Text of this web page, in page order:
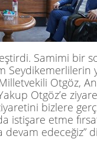
Samimi bir
Seydikemerlilerin
Otgöz,
Otgöz’e
bizlere
istişare etme
devam edeceğiz”